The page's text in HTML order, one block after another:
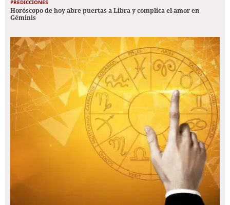
PREDICCIONES
Horóscopo de hoy abre puertas a Libra y complica el amor en
Géminis